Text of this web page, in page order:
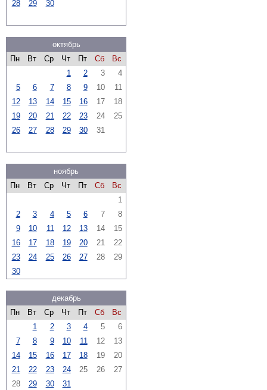
28 29 30
октябрь
Пн
Вт Ср Чт Пт Сб
Вс
1
2 3
4
5
6 7 8 9 10
11
12
13 14 15 16 17
18
19
20 21 22 23 24
25
26
27 28 29 30 31
ноябрь
Пн
Вт Ср Чт Пт Сб
Вс
1
2
3 4 5 6 7
8
9
10 11 12 13 14
15
16
17 18 19 20 21
22
23
24 25 26 27 28
29
30
декабрь
Пн
Вт Ср Чт Пт Сб
Вс
1
2 3 4 5
6
7
8 9 10 11 12
13
14
15 16 17 18 19
20
21
22 23 24 25 26
27
28
29 30 31